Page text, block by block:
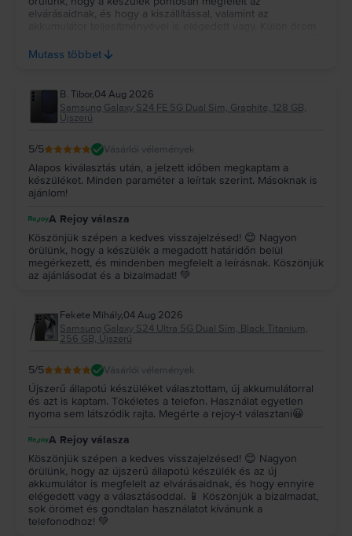
elvárásaidnak, és hogy a kiszállítással, valamint az
✨ Köszönjük a bizalmadat és az ajánlásodat, kívánunk sok
Mutass többet
B. Tibor,04 Aug 2026
Samsung Galaxy S24 FE 5G Dual Sim, Graphite, 128 GB,
Újszerű
5/5 Vásárlói vélemények
Alapos kiválasztás után, a jelzett időben megkaptam a
készüléket. Minden paraméter a leírtak szerint. Másoknak is
ajánlom!
A Rejoy válasza
Köszönjük szépen a kedves visszajelzésed! 😊 Nagyon
örülünk, hogy a készülék a megadott határidőn belül
megérkezett, és mindenben megfelelt a leírásnak. Köszönjük
az ajánlásodat és a bizalmadat! 💚
Fekete Mihály,04 Aug 2026
Samsung Galaxy S24 Ultra 5G Dual Sim, Black Titanium,
256 GB, Újszerű
5/5 Vásárlói vélemények
Újszerű állapotú készüléket választottam, új akkumulátorral
és azt is kaptam. Tökéletes a telefon. Használat egyetlen
nyoma sem látszódik rajta. Megérte a rejoy-t választani😀
A Rejoy válasza
Köszönjük szépen a kedves visszajelzésed! 😊 Nagyon
örülünk, hogy az újszerű állapotú készülék és az új
akkumulátor is megfelelt az elvárásaidnak, és hogy ennyire
elégedett vagy a választásoddal. 📱 Köszönjük a bizalmadat,
sok örömet és gondtalan használatot kívánunk a
telefonodhoz! 💚